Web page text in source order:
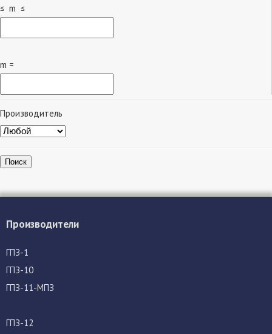
≤ m ≤
m =
Производитель
Поиск
Производители
ГПЗ-1
ГПЗ-10
ГПЗ-11-МПЗ
ГПЗ-12